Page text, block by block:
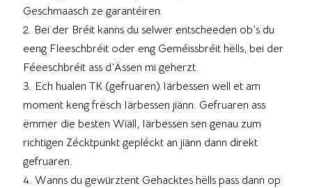
Geschmaasch ze garantéiren.
Bei der Bréit kanns du selwer entscheeden ob’s du
eeng Fleeschbréit oder eng Geméissbréit hëlls, bei der
Féeeschbréit ass d’Ässen mi geherzt.
Ech hualen TK (gefruaren) Iärbessen well et am
moment keng frësch Iärbessen jiänn. Gefruaren ass
ëmmer die besten Wiäll, Iärbessen sen genau zum
richtigen Zécktpunkt gepléckt an jiänn dann direkt
gefruaren.
Wanns du gewürztent Gehacktes hëlls pass dann op